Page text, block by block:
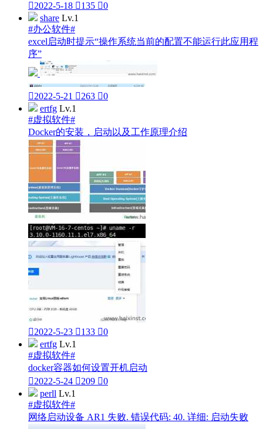
2022-5-18 135 0
share Lv.1
#办公软件#
excel启动时提示“操作系统当前的配置不能运行此应用程
序”
2022-5-21 263 0
ertfg Lv.1
#虚拟软件#
Docker的安装，启动以及工作原理介绍
2022-5-23 133 0
ertfg Lv.1
#虚拟软件#
docker容器如何设置开机启动
2022-5-24 209 0
perll Lv.1
#虚拟软件#
网络启动设备 AR1 失败. 错误代码: 40. 详细: 启动失败